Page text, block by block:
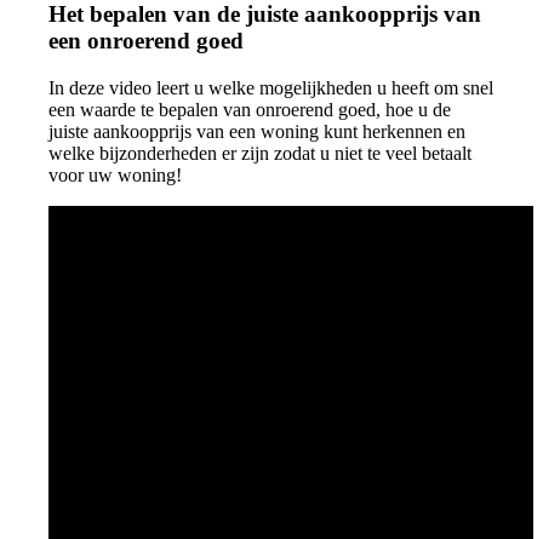
Het bepalen van de juiste aankoopprijs van
een onroerend goed
In deze video leert u welke mogelijkheden u heeft om snel
een waarde te bepalen van onroerend goed, hoe u de
juiste aankoopprijs van een woning kunt herkennen en
welke bijzonderheden er zijn zodat u niet te veel betaalt
voor uw woning!